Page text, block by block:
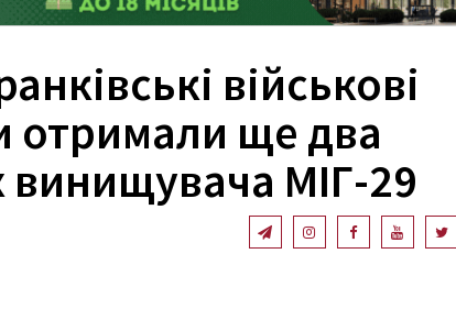
військові
отримали ще два
винищувача МІГ-29